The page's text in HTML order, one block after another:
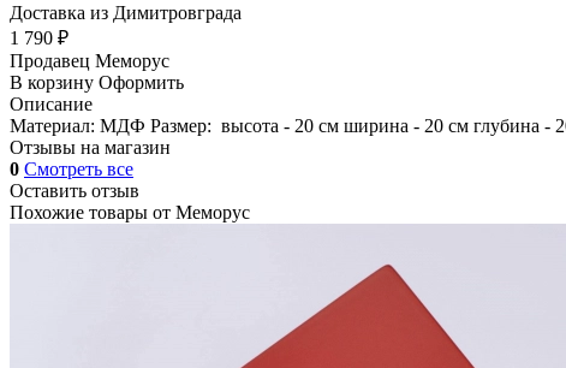
Доставка из Димитровграда
1 790 ₽
Продавец Меморус
В корзину Оформить
Описание
Материал: МДФ Размер: высота - 20 см ширина - 20 см глубина -
Отзывы на магазин
0 Смотреть все
Оставить отзыв
Похожие товары от Меморус